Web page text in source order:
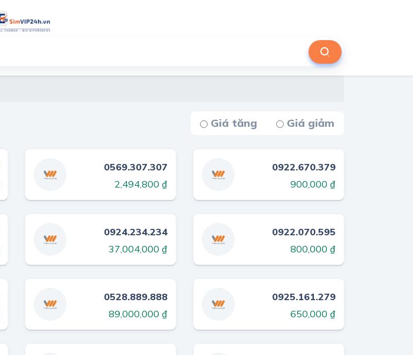
Giá tăng Giá giảm
0569.307.307
2,494,800 ₫
0922.670.379
900,000 ₫
0924.234.234
37,004,000 ₫
0922.070.595
800,000 ₫
0528.889.888
89,000,000 ₫
0925.161.279
650,000 ₫